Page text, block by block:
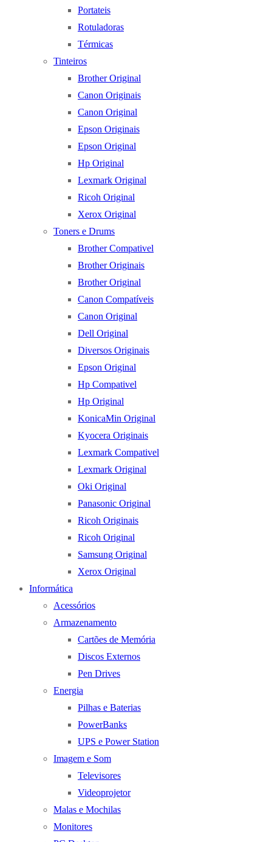
Portateis
Rotuladoras
Térmicas
Tinteiros
Brother Original
Canon Originais
Canon Original
Epson Originais
Epson Original
Hp Original
Lexmark Original
Ricoh Original
Xerox Original
Toners e Drums
Brother Compativel
Brother Originais
Brother Original
Canon Compatíveis
Canon Original
Dell Original
Diversos Originais
Epson Original
Hp Compativel
Hp Original
KonicaMin Original
Kyocera Originais
Lexmark Compativel
Lexmark Original
Oki Original
Panasonic Original
Ricoh Originais
Ricoh Original
Samsung Original
Xerox Original
Informática
Acessórios
Armazenamento
Cartões de Memória
Discos Externos
Pen Drives
Energia
Pilhas e Baterias
PowerBanks
UPS e Power Station
Imagem e Som
Televisores
Videoprojetor
Malas e Mochilas
Monitores